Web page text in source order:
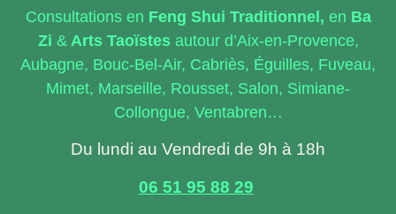
Consultations en Feng Shui Traditionnel, en Ba
Zi &Arts Taoïstes autour d’Aix-en-Provence,
Aubagne, Bouc-Bel-Air, Cabriès, Éguilles, Fuveau,
Mimet, Marseille, Rousset, Salon, Simiane-
Collongue, Ventabren…
Du lundi au Vendredi de 9h à 18h
06 51 95 88 29